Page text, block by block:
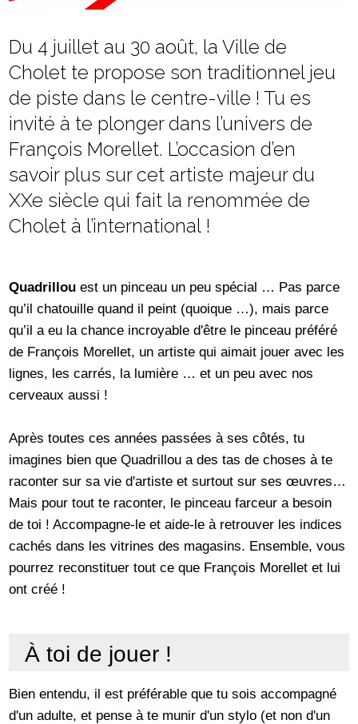
Du 4 juillet au 30 août, la Ville de
Cholet te propose son traditionnel jeu
de piste dans le centre-ville ! Tu es
invité à te plonger dans l’univers de
François Morellet. L’occasion d’en
savoir plus sur cet artiste majeur du
XXe siècle qui fait la renommée de
Cholet à l’international !
Quadrillouest un pinceau un peu spécial … Pas parce
qu’il chatouille quand il peint (quoique …), mais parce
qu’il a eu la chance incroyable d'être le pinceau préféré
de François Morellet, un artiste qui aimait jouer avec les
lignes, les carrés, la lumière … et un peu avec nos
cerveaux aussi !
Après toutes ces années passées à ses côtés, tu
imagines bien que Quadrillou a des tas de choses à te
raconter sur sa vie d'artiste et surtout sur ses œuvres…
Mais pour tout te raconter, le pinceau farceur a besoin
de toi ! Accompagne-le et aide-le à retrouver les indices
cachés dans les vitrines des magasins. Ensemble, vous
pourrez reconstituer tout ce que François Morellet et lui
ont créé !
À toi de jouer !
Bien entendu, il est préférable que tu sois accompagné
d'un adulte, et pense à te munir d'un stylo (et non d'un